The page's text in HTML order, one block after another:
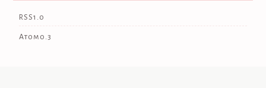
RSS1.0
Atom0.3